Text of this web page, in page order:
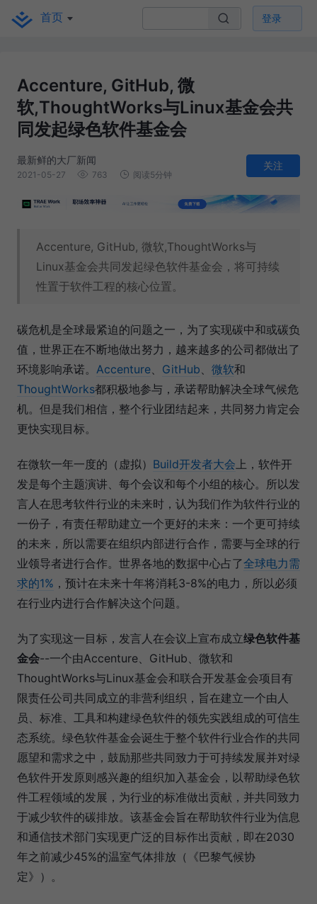
首页 登录
Accenture, GitHub, 微
软,ThoughtWorks与Linux基金会共
同发起绿色软件基金会
最新鲜的大厂新闻
2021-05-27 763 阅读5分钟
关注
Accenture, GitHub, 微软,ThoughtWorks与
Linux基金会共同发起绿色软件基金会，将可持续
性置于软件工程的核心位置。
碳危机是全球最紧迫的问题之一，为了实现碳中和或碳负
值，世界正在不断地做出努力，越来越多的公司都做出了
环境影响承诺。 Accenture、 GitHub、 微软和
ThoughtWorks都积极地参与，承诺帮助解决全球气候危
机。但是我们相信，整个行业团结起来，共同努力肯定会
更快实现目标。
在微软一年一度的（虚拟） Build开发者大会上，软件开
发是每个主题演讲、每个会议和每个小组的核心。所以发
言人在思考软件行业的未来时，认为我们作为软件行业的
一份子，有责任帮助建立一个更好的未来：一个更可持续
的未来，所以需要在组织内部进行合作，需要与全球的行
业领导者进行合作。世界各地的数据中心占了全球电力需
求的1% ，预计在未来十年将消耗3-8%的电力，所以必须
在行业内进行合作解决这个问题。
为了实现这一目标，发言人在会议上宣布成立绿色软件基
金会--一个由Accenture、GitHub、微软和
ThoughtWorks与Linux基金会和联合开发基金会项目有
限责任公司共同成立的非营利组织，旨在建立一个由人
员、标准、工具和构建绿色软件的领先实践组成的可信生
态系统。绿色软件基金会诞生于整个软件行业合作的共同
愿望和需求之中，鼓励那些共同致力于可持续发展并对绿
色软件开发原则感兴趣的组织加入基金会，以帮助绿色软
件工程领域的发展，为行业的标准做出贡献，并共同致力
于减少软件的碳排放。该基金会旨在帮助软件行业为信息
和通信技术部门实现更广泛的目标作出贡献，即在2030
年之前减少45%的温室气体排放（《巴黎气候协
定》）。